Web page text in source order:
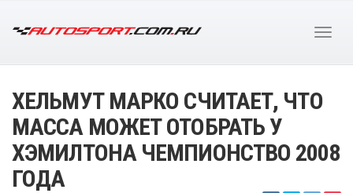
ХЕЛЬМУТ МАРКО СЧИТАЕТ, ЧТО
МАССА МОЖЕТ ОТОБРАТЬ У
ХЭМИЛТОНА ЧЕМПИОНСТВО 2008
ГОДА